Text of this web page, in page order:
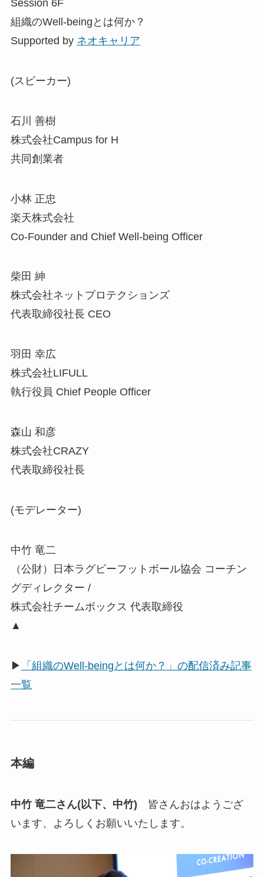
Session 6F
組織のWell-beingとは何か？
Supported by ネオキャリア
(スピーカー)
石川 善樹
株式会社Campus for H
共同創業者
小林 正忠
楽天株式会社
Co-Founder and Chief Well-being Officer
柴田 紳
株式会社ネットプロテクションズ
代表取締役社長 CEO
羽田 幸広
株式会社LIFULL
執行役員 Chief People Officer
森山 和彦
株式会社CRAZY
代表取締役社長
(モデレーター)
中竹 竜二
（公財）日本ラグビーフットボール協会 コーチン
グディレクター /
株式会社チームボックス 代表取締役
▲
▶
「組織のWell-beingとは何か？」の配信済み記事
一覧
本編
中竹 竜二さん(以下、中竹) 皆さんおはようござ
います、よろしくお願いいたします。